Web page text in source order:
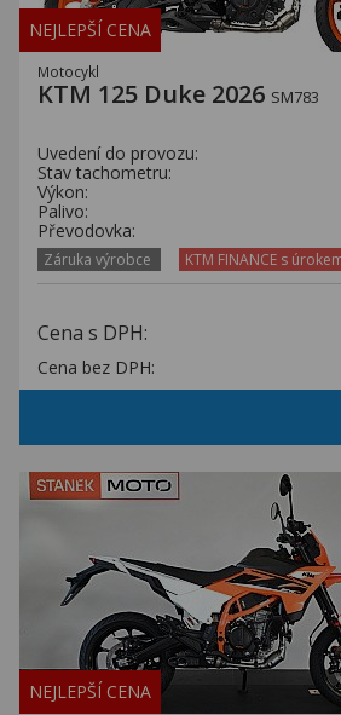
NEJLEPŠÍ CENA
Motocykl
KTM 125 Duke 2026 SM783
Uvedení do provozu:
Stav tachometru:
Výkon:
Palivo:
Převodovka:
Záruka výrobce KTM FINANCE s
Cena s DPH:
Cena bez DPH:
NEJLEPŠÍ CENA